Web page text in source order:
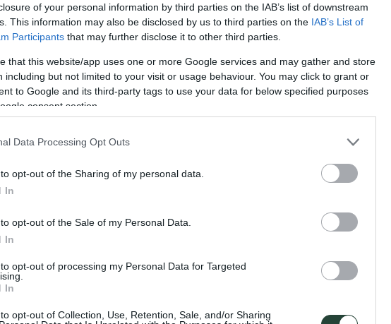
of your personal information by third parties on the IAB’s list of downstream
This information may also be disclosed by us to third parties on the IAB’s List of
Participants that may further disclose it to other third parties.
that this website/app uses one or more Google services and may gather and store
including but not limited to your visit or usage behaviour. You may click to grant or
to Google and its third-party tags to use your data for below specified purposes
consent section.
Data Processing Opt Outs
opt-out of the Sharing of my personal data.
In
opt-out of the Sale of my Personal Data.
In
opt-out of processing my Personal Data for Targeted
In
opt-out of Collection, Use, Retention, Sale, and/or Sharing